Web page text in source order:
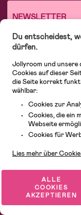
NEWSLETTER
Abonniere unseren
Ja, ich möchte
Angeboten und
aufgeführt, zu.
Unsere Newsletter
Messung der
Angeboten, für
sowie zu
unseren Richtlinien
Daten und Cookies
Newsletter abmeldest.
Du entscheidest,
dürfen.
Jollyroom und
Cookies auf dieser
die Seite korrekt
wählbar:
Cookies zur
Cookies, die ein
Webseite
Cookies für
Lies mehr über
ALLE
COOKIES
AKZEPTIEREN